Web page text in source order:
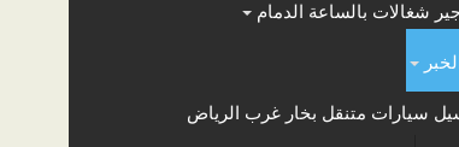
شغالات بالساعة الدمام
سيارات متنقل بخار غرب الرياض